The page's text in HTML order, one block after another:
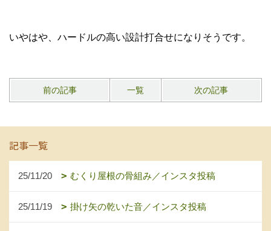
いやはや、ハードルの高い設計打合せになりそうです。
前の記事 一覧 次の記事
記事一覧
25/11/20 むくり屋根の骨組み／インスタ投稿
25/11/19 掛け矢の乾いた音／インスタ投稿